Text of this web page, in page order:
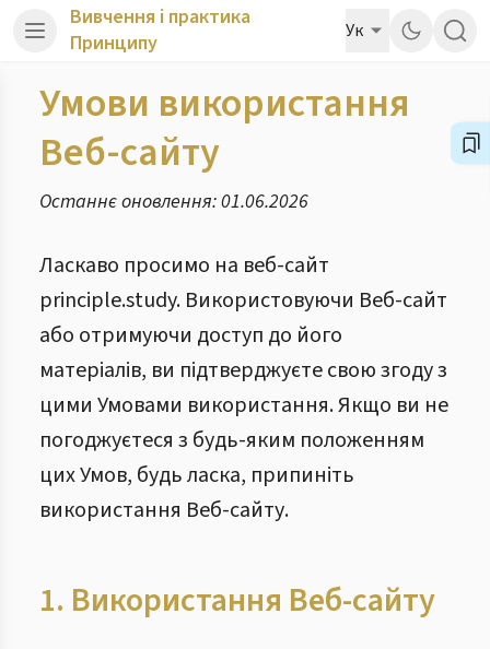
Вивчення і практика
Принципу
Ук
Умови використання
Веб-сайту
Останнє оновлення: 01.06.2026
Ласкаво просимо на веб-сайт
principle.study. Використовуючи Веб-сайт
або отримуючи доступ до його
матеріалів, ви підтверджуєте свою згоду з
цими Умовами використання. Якщо ви не
погоджуєтеся з будь-яким положенням
цих Умов, будь ласка, припиніть
використання Веб-сайту.
1. Використання Веб-сайту